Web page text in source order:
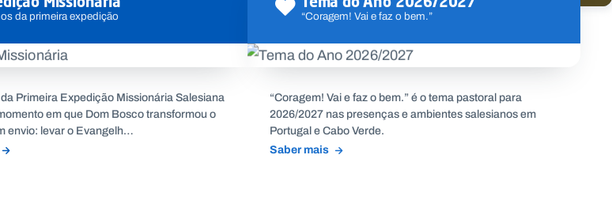
da primeira expedição
Primeira Expedição Missionária Salesiana
em que Dom Bosco transformou o
envio: levar o Evangelh…
“Coragem! Vai e faz o bem.”
“Coragem! Vai e faz o bem.” é o tema pastoral para
2026/2027 nas presenças e ambientes salesianos em
Portugal e Cabo Verde.
Saber mais